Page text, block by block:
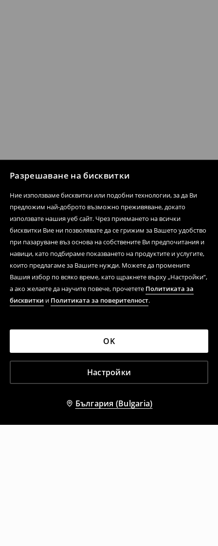
Разрешаване на бисквитки
Ние използваме бисквитки или подобни технологии, за да Ви
предложим най-доброто възможно преживяване, докато
използвате нашия уеб сайт. Чрез приемането на всички
бисквитки Вие ни позволявате да се грижим за Вашето удобство
при пазаруване въз основа на собствените Ви предпочитания и
навици, като подбираме показването на продуктите и услугите,
които предлагаме за Вашите нужди. Можете да промените
Вашия избор по всяко време, като щракнете върху „Настройки“,
а ако желаете да научите повече, прочетете Политиката за
бисквитки и Политиката за поверителност.
Настройки
OK
България (Bulgaria)